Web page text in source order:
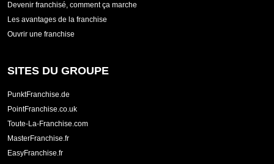
Devenir franchisé, comment ça marche
Les avantages de la franchise
Ouvrir une franchise
SITES DU GROUPE
PunktFranchise.de
PointFranchise.co.uk
Toute-La-Franchise.com
MasterFranchise.fr
EasyFranchise.fr